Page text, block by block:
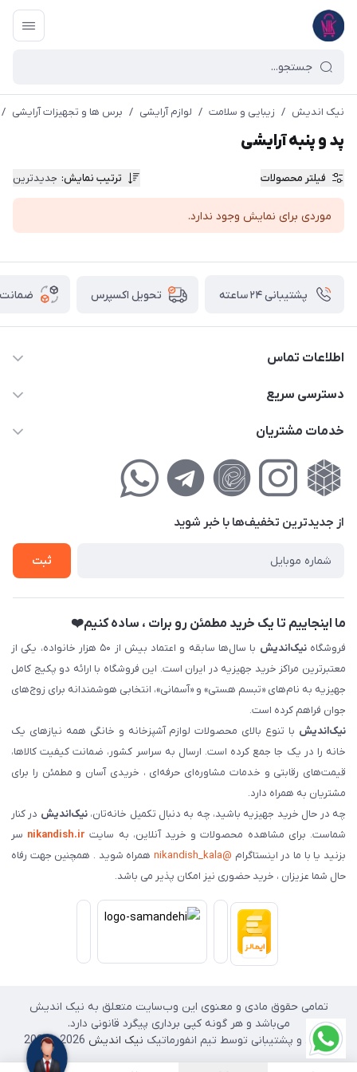
نیک اندیش / زیبایی و سلامت / لوازم آرایشی / برس ها و تجهیزات آرایشی /
پد و پنبه آرایشی
فیلتر محصولات ترتیب نمایش: جدیدترین
موردی برای نمایش وجود ندارد.
پشتیبانی ۲۴ ساعته تحویل اکسپرس ضمانت
اطلاعات تماس
02177111474
کوچه گلریز 4 غربی ، پلاک 13
دسترسی سریع
حساب کاربری
لیست محصولات
خدمات مشتریان
راهنمای‌خرید‌آنلاین
حریم خصوصی
فروش‌اقساطی
از جدید‌ترین تخفیف‌ها با‌ خبر شوید
ثبت
ما اینجاییم تا یک خرید مطمئن رو برات ، ساده کنیم❤️
فروشگاهنیک‌اندیش
با سال‌ها سابقه و اعتماد بیش از ۵۰ هزار خانواده، یکی از
معتبرترین مراکز خرید جهیزیه در ایران است. این فروشگاه با ارائه دو پکیج کامل
جهیزیه به نام‌های «تبسم هستی» و «آسمانی»، انتخابی هوشمندانه برای زوج‌های
جوان فراهم کرده است.
نیک‌اندیش با تنوع بالای محصولات لوازم آشپزخانه و خانگی همه نیازهای یک
خانه را در یک جا جمع کرده است. ارسال به سراسر کشور، ضمانت کیفیت کالاها،
قیمت‌های رقابتی و خدمات مشاوره‌ای حرفه‌ای ، خریدی آسان و مطمئن را برای
مشتریان به همراه دارد.
چه در حال خرید جهیزیه باشید، چه به دنبال تکمیل خانه‌تان،نیک‌اندیش در کنار
شماست. برای مشاهده محصولات و خرید آنلاین، به سایت nikandish.ir سر
بزنید یا با ما در اینستاگرام @nikandish_kala
همراه شوید . همچنین جهت رفاه
حال شما عزیزان ، خرید حضوری نیز امکان پذیر می باشد.
تمامی حقوق مادی و معنوی این وب‌سایت متعلق به نیک اندیش
می‌باشد و هر گونه کپی برداری پیگرد قانونی دارد.
طراحی و پشتیبانی توسط تیم انفورماتیک نیک اندیش 2026 - 2025